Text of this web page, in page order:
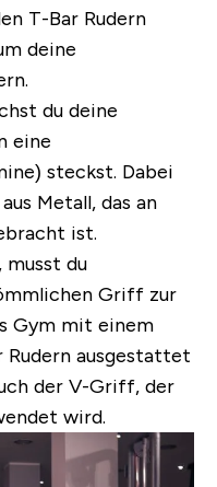
T-Bar Rudern
deine
du deine
eine
steckst. Dabei
Metall, das an
ist.
du
Griff zur
Gym mit einem
ausgestattet
der V-Griff, der
wird.